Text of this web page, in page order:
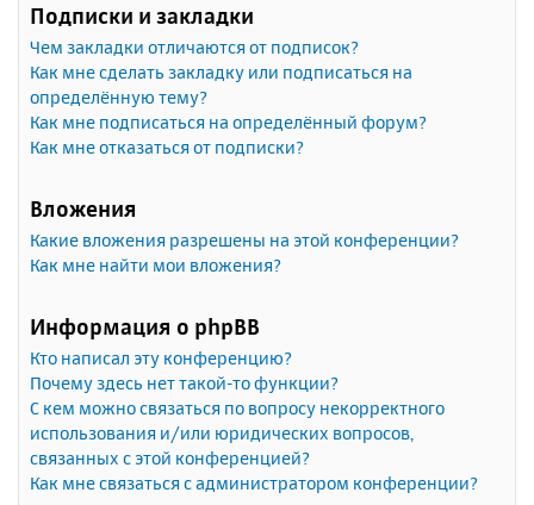
Подписки и закладки
Чем закладки отличаются от подписок?
Как мне сделать закладку или подписаться на
определённую тему?
Как мне подписаться на определённый форум?
Как мне отказаться от подписки?
Вложения
Какие вложения разрешены на этой конференции?
Как мне найти мои вложения?
Информация о phpBB
Кто написал эту конференцию?
Почему здесь нет такой-то функции?
С кем можно связаться по вопросу некорректного
использования и/или юридических вопросов,
связанных с этой конференцией?
Как мне связаться с администратором конференции?